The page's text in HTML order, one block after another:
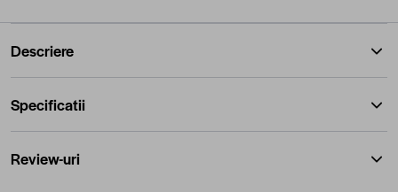
Descriere
Specificatii
Review-uri